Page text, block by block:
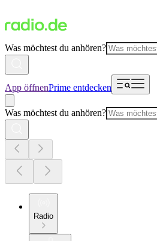
Was möchtest du anhören?
App öffnenPrime entdecken
Was möchtest du anhören?
Radio